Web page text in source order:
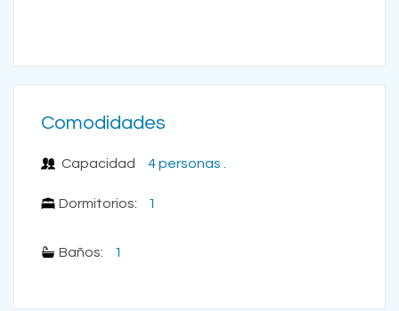
Comodidades
Capacidad
Dormitorios:
4 personas .
1
Baños: 1